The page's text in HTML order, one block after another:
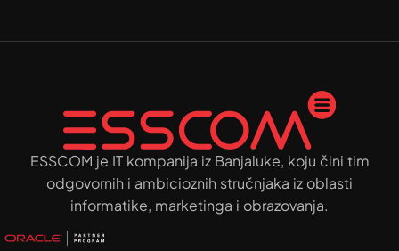
ESSCOM je IT kompanija iz Banjaluke, koju čini tim
odgovornih i ambicioznih stručnjaka iz oblasti
informatike, marketinga i obrazovanja.